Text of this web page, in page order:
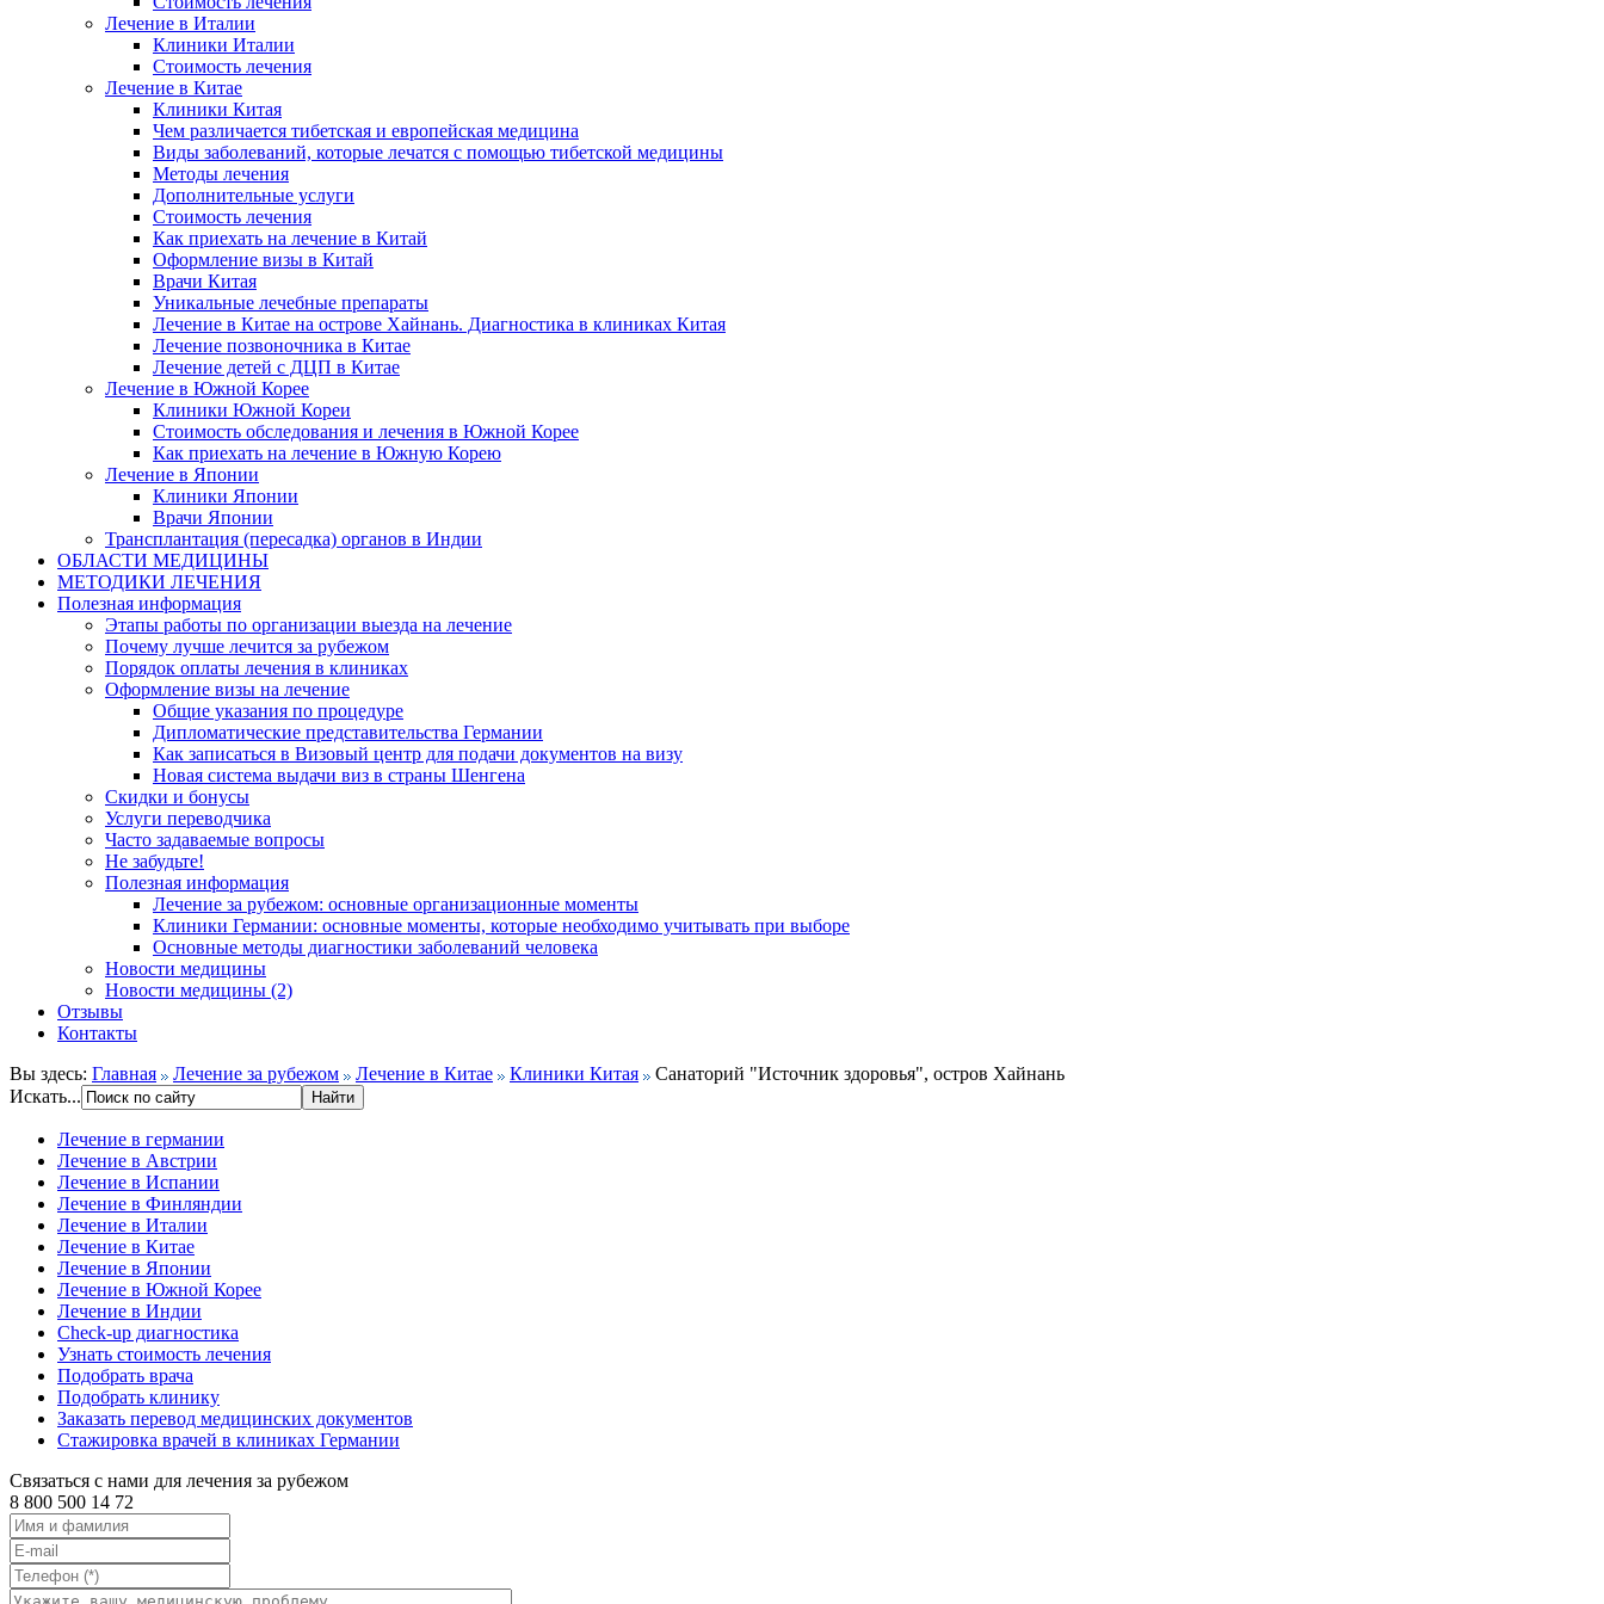
Лечение в Италии
Клиники Италии
Стоимость лечения
Лечение в Китае
Клиники Китая
Чем различается тибетская и европейская медицина
Виды заболеваний, которые лечатся с помощью тибетской медицины
Методы лечения
Дополнительные услуги
Стоимость лечения
Как приехать на лечение в Китай
Оформление визы в Китай
Врачи Китая
Уникальные лечебные препараты
Лечение в Китае на острове Хайнань. Диагностика в клиниках Китая
Лечение позвоночника в Китае
Лечение детей с ДЦП в Китае
Лечение в Южной Корее
Клиники Южной Кореи
Стоимость обследования и лечения в Южной Корее
Как приехать на лечение в Южную Корею
Лечение в Японии
Клиники Японии
Врачи Японии
Трансплантация (пересадка) органов в Индии
ОБЛАСТИ МЕДИЦИНЫ
МЕТОДИКИ ЛЕЧЕНИЯ
Полезная информация
Этапы работы по организации выезда на лечение
Почему лучше лечится за рубежом
Порядок оплаты лечения в клиниках
Оформление визы на лечение
Общие указания по процедуре
Дипломатические представительства Германии
Как записаться в Визовый центр для подачи документов на визу
Новая система выдачи виз в страны Шенгена
Скидки и бонусы
Услуги переводчика
Часто задаваемые вопросы
Не забудьте!
Полезная информация
Лечение за рубежом: основные организационные моменты
Клиники Германии: основные моменты, которые необходимо учитывать при выборе
Основные методы диагностики заболеваний человека
Новости медицины
Новости медицины (2)
Отзывы
Контакты
Вы здесь: Главная Лечение за рубежом Лечение в Китае Клиники Китая
Санаторий "Источник здоровья", остров Хайнань
Искать...
Лечение в германии
Лечение в Австрии
Лечение в Испании
Лечение в Финляндии
Лечение в Италии
Лечение в Китае
Лечение в Японии
Лечение в Южной Корее
Лечение в Индии
Check-up диагностика
Узнать стоимость лечения
Подобрать врача
Подобрать клинику
Заказать перевод медицинских документов
Стажировка врачей в клиниках Германии
Связаться с нами для лечения за рубежом
8 800 500 14 72